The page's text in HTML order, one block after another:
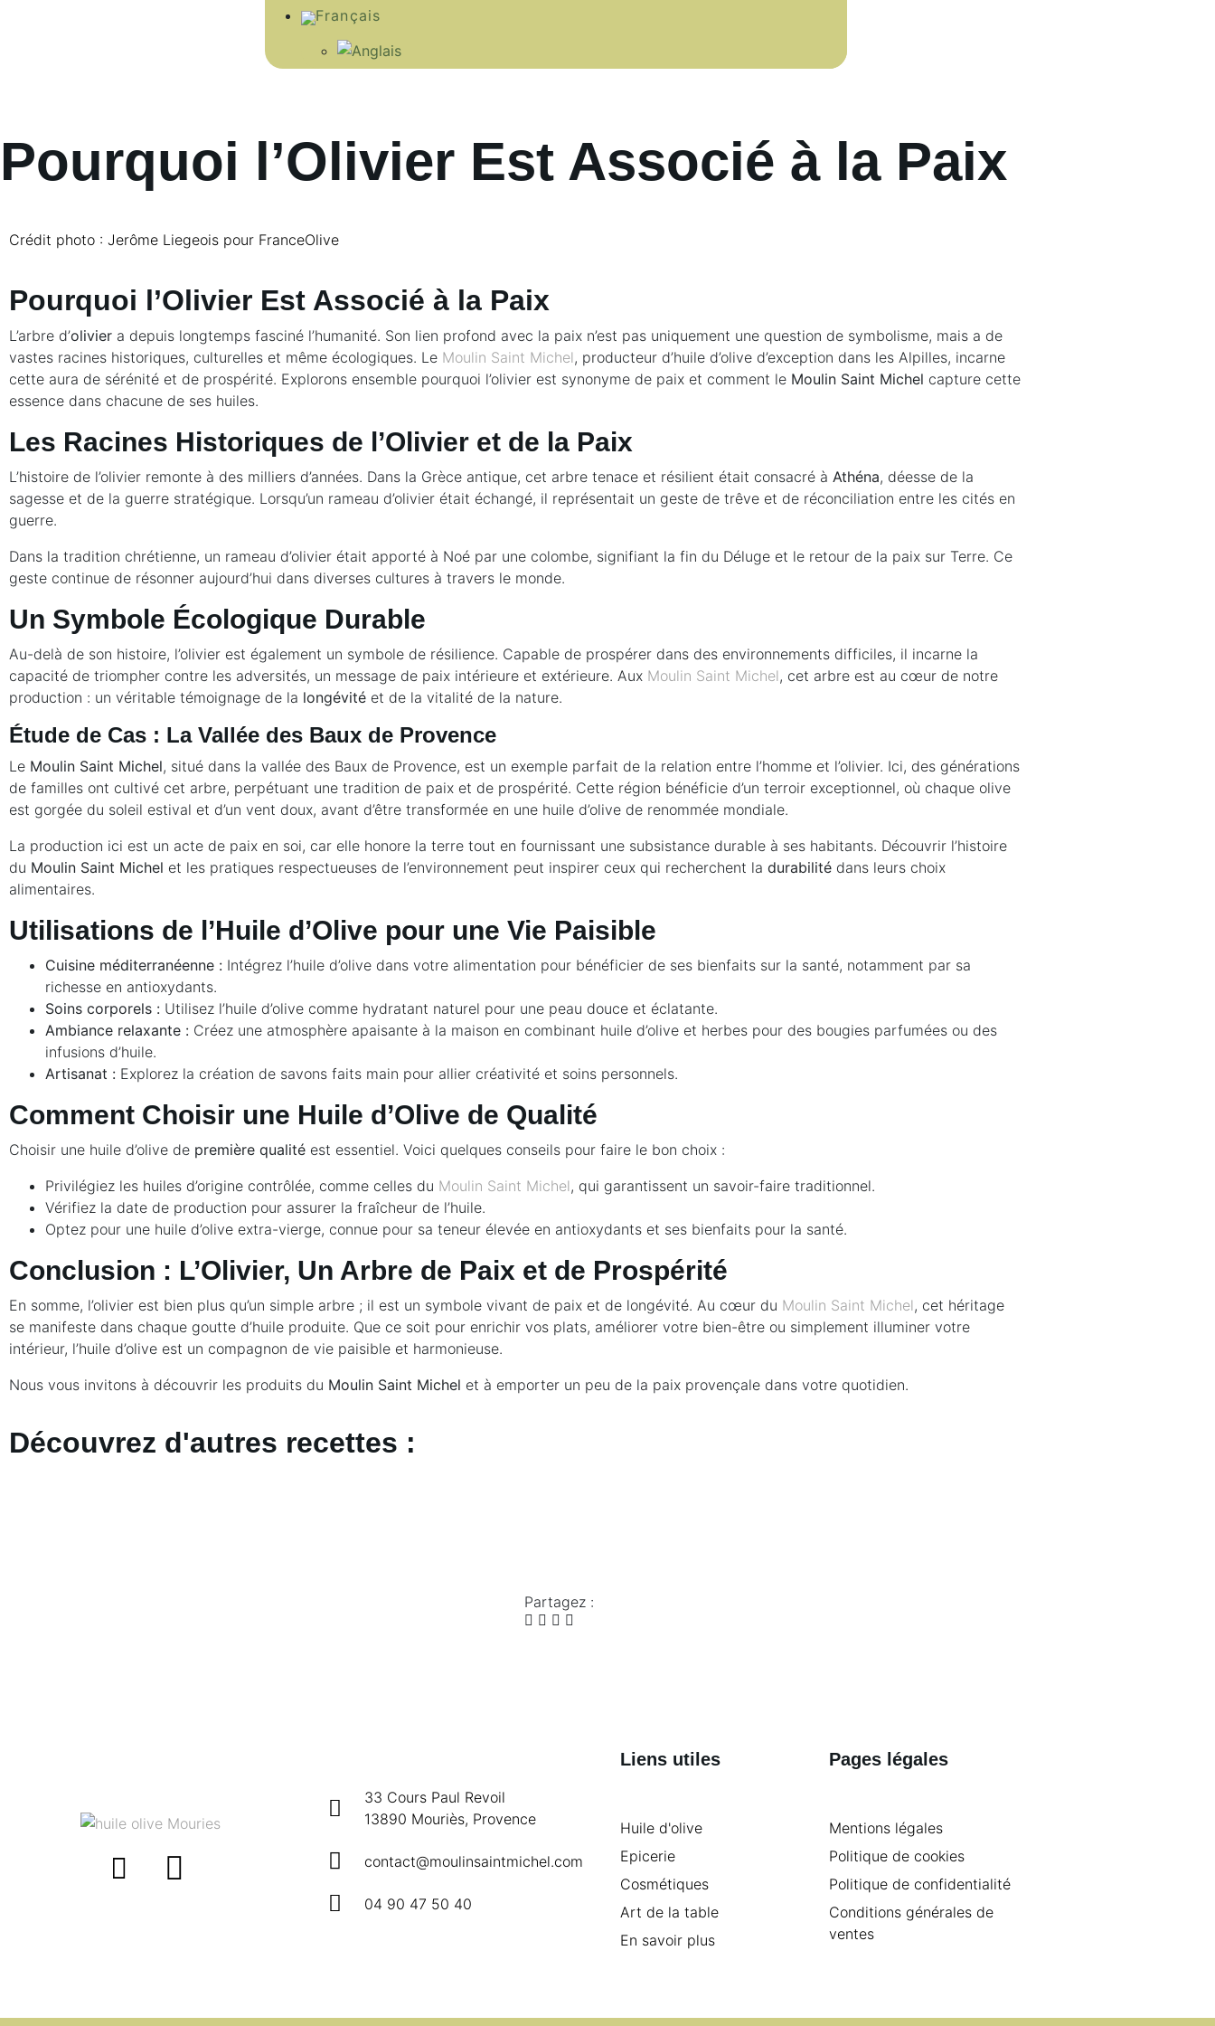
Pourquoi l’Olivier Est Associé à la Paix
Crédit photo : Jerôme Liegeois pour FranceOlive
Pourquoi l’Olivier Est Associé à la Paix
L’arbre d’olivier a depuis longtemps fasciné l’humanité. Son lien profond avec la paix n’est pas uniquement une question de symbolisme, mais a de
vastes racines historiques, culturelles et même écologiques. Le Moulin Saint Michel, producteur d’huile d’olive d’exception dans les Alpilles, incarne
cette aura de sérénité et de prospérité. Explorons ensemble pourquoi l’olivier est synonyme de paix et comment le Moulin Saint Michel capture cette
essence dans chacune de ses huiles.
Les Racines Historiques de l’Olivier et de la Paix
L’histoire de l’olivier remonte à des milliers d’années. Dans la Grèce antique, cet arbre tenace et résilient était consacré à Athéna, déesse de la
sagesse et de la guerre stratégique. Lorsqu’un rameau d’olivier était échangé, il représentait un geste de trêve et de réconciliation entre les cités en
guerre.
Dans la tradition chrétienne, un rameau d’olivier était apporté à Noé par une colombe, signifiant la fin du Déluge et le retour de la paix sur Terre. Ce
geste continue de résonner aujourd’hui dans diverses cultures à travers le monde.
Un Symbole Écologique Durable
Au-delà de son histoire, l’olivier est également un symbole de résilience. Capable de prospérer dans des environnements difficiles, il incarne la
capacité de triompher contre les adversités, un message de paix intérieure et extérieure. Aux Moulin Saint Michel, cet arbre est au cœur de notre
production : un véritable témoignage de la longévité et de la vitalité de la nature.
Étude de Cas : La Vallée des Baux de Provence
Le Moulin Saint Michel, situé dans la vallée des Baux de Provence, est un exemple parfait de la relation entre l’homme et l’olivier. Ici, des générations
de familles ont cultivé cet arbre, perpétuant une tradition de paix et de prospérité. Cette région bénéficie d’un terroir exceptionnel, où chaque olive
est gorgée du soleil estival et d’un vent doux, avant d’être transformée en une huile d’olive de renommée mondiale.
La production ici est un acte de paix en soi, car elle honore la terre tout en fournissant une subsistance durable à ses habitants. Découvrir l’histoire
du Moulin Saint Michel et les pratiques respectueuses de l’environnement peut inspirer ceux qui recherchent la durabilité dans leurs choix
alimentaires.
Utilisations de l’Huile d’Olive pour une Vie Paisible
Cuisine méditerranéenne : Intégrez l’huile d’olive dans votre alimentation pour bénéficier de ses bienfaits sur la santé, notamment par sa
richesse en antioxydants.
Soins corporels : Utilisez l’huile d’olive comme hydratant naturel pour une peau douce et éclatante.
Ambiance relaxante : Créez une atmosphère apaisante à la maison en combinant huile d’olive et herbes pour des bougies parfumées ou des
infusions d’huile.
Artisanat : Explorez la création de savons faits main pour allier créativité et soins personnels.
Comment Choisir une Huile d’Olive de Qualité
Choisir une huile d’olive de première qualité est essentiel. Voici quelques conseils pour faire le bon choix :
Privilégiez les huiles d’origine contrôlée, comme celles du Moulin Saint Michel, qui garantissent un savoir-faire traditionnel.
Vérifiez la date de production pour assurer la fraîcheur de l’huile.
Optez pour une huile d’olive extra-vierge, connue pour sa teneur élevée en antioxydants et ses bienfaits pour la santé.
Conclusion : L’Olivier, Un Arbre de Paix et de Prospérité
En somme, l’olivier est bien plus qu’un simple arbre ; il est un symbole vivant de paix et de longévité. Au cœur du Moulin Saint Michel, cet héritage
se manifeste dans chaque goutte d’huile produite. Que ce soit pour enrichir vos plats, améliorer votre bien-être ou simplement illuminer votre
intérieur, l’huile d’olive est un compagnon de vie paisible et harmonieuse.
Nous vous invitons à découvrir les produits du Moulin Saint Michel et à emporter un peu de la paix provençale dans votre quotidien.
Découvrez d'autres recettes :
Partagez :
33 Cours Paul Revoil
13890 Mouriès, Provence
contact@moulinsaintmichel.com
04 90 47 50 40
Liens utiles
Huile d'olive
Epicerie
Cosmétiques
Art de la table
En savoir plus
Pages légales
Mentions légales
Politique de cookies
Politique de confidentialité
Conditions générales de
ventes